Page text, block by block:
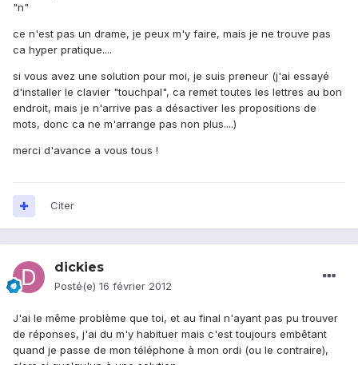
"n"
ce n'est pas un drame, je peux m'y faire, mais je ne trouve pas
ca hyper pratique....
si vous avez une solution pour moi, je suis preneur (j'ai essayé
d'installer le clavier "touchpal", ca remet toutes les lettres au bon
endroit, mais je n'arrive pas a désactiver les propositions de
mots, donc ca ne m'arrange pas non plus....)
merci d'avance a vous tous !
Citer
dickies
Posté(e) 16 février 2012
J'ai le même problème que toi, et au final n'ayant pas pu trouver
de réponses, j'ai du m'y habituer mais c'est toujours embêtant
quand je passe de mon téléphone à mon ordi (ou le contraire),